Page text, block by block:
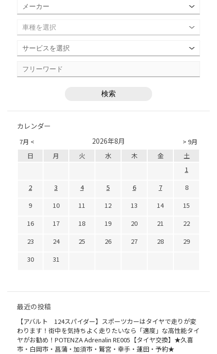
カレンダー
7月 < > 9月
2026年8月
日 月 火 水 木 金
土
1
2
3 4 5 6 7
8
9
10 11 12 13 14
15
16
17 18 19 20 21
22
23
24 25 26 27 28
29
30
31
最近の投稿
【アバルト 124スパイダー】スポーツカーはタイヤで走りが変
わります！街中を気持ちよく走りたいなら「適度」な高性能タイ
ヤがお勧め！POTENZA Adrenalin RE005【タイヤ交換】★久喜
市・白岡市・菖蒲・加須市・鷲宮・幸手・蓮田・予約★